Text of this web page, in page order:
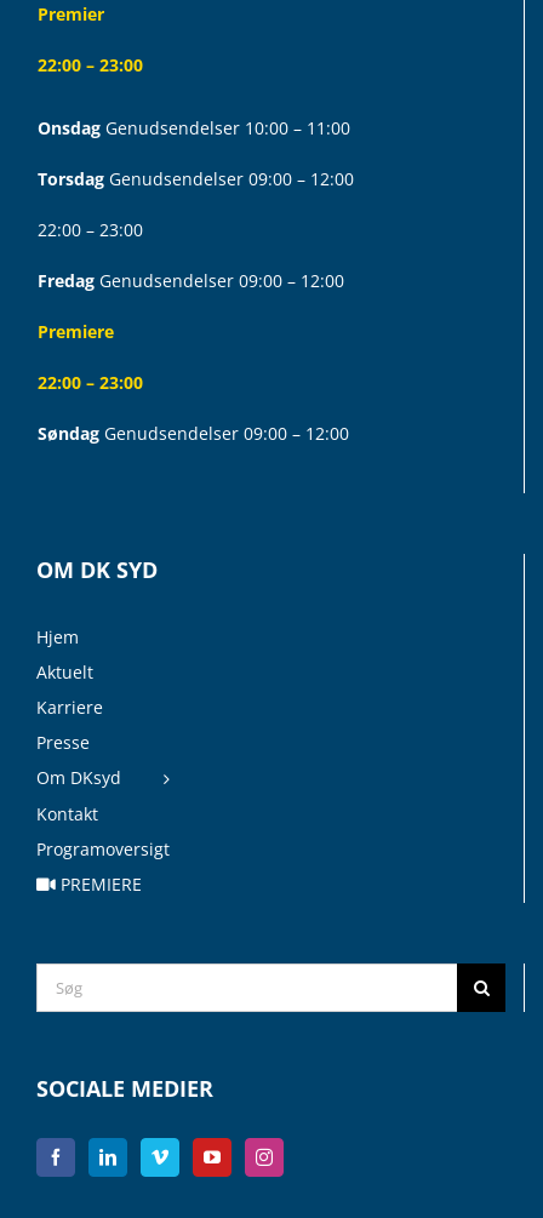
Premier
22:00 – 23:00
Onsdag Genudsendelser 10:00 – 11:00
Torsdag Genudsendelser 09:00 – 12:00
22:00 – 23:00
Fredag Genudsendelser 09:00 – 12:00
Premiere
22:00 – 23:00
Søndag Genudsendelser 09:00 – 12:00
OM DK SYD
Hjem
Aktuelt
Karriere
Presse
Om DKsyd
Kontakt
Programoversigt
PREMIERE
Search
for:
SOCIALE MEDIER